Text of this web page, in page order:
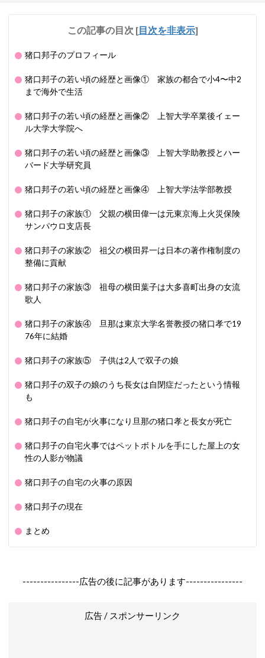
この記事の目次 [目次を非表示]
猪口邦子のプロフィール
猪口邦子の若い頃の経歴と画像① 家族の都合で小4〜中2
まで海外で生活
猪口邦子の若い頃の経歴と画像② 上智大学卒業後イェー
ル大学大学院へ
猪口邦子の若い頃の経歴と画像③ 上智大学助教授とハー
バード大学研究員
猪口邦子の若い頃の経歴と画像④ 上智大学法学部教授
猪口邦子の家族① 父親の横田偉一は元東京海上火災保険
サンパウロ支店長
猪口邦子の家族② 祖父の横田昇一は日本の著作権制度の
整備に貢献
猪口邦子の家族③ 祖母の横田葉子は大多喜町出身の女流
歌人
猪口邦子の家族④ 旦那は東京大学名誉教授の猪口孝で19
76年に結婚
猪口邦子の家族⑤ 子供は2人で双子の娘
猪口邦子の双子の娘のうち長女は自閉症だったという情報
も
猪口邦子の自宅が火事になり旦那の猪口孝と長女が死亡
猪口邦子の自宅火事ではペットボトルを手にした屋上の女
性の人影が物議
猪口邦子の自宅の火事の原因
猪口邦子の現在
まとめ
----------------広告の後に記事があります----------------
広告 / スポンサーリンク